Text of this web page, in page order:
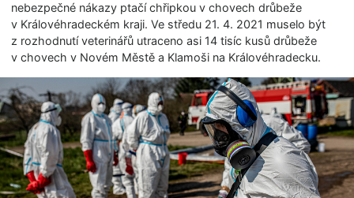
nebezpečné nákazy ptačí chřipkou v chovech drůbeže
v Královéhradeckém kraji. Ve středu 21. 4. 2021 muselo být
z rozhodnutí veterinářů utraceno asi 14 tisíc kusů drůbeže
v chovech v Novém Městě a Klamoši na Královéhradecku.